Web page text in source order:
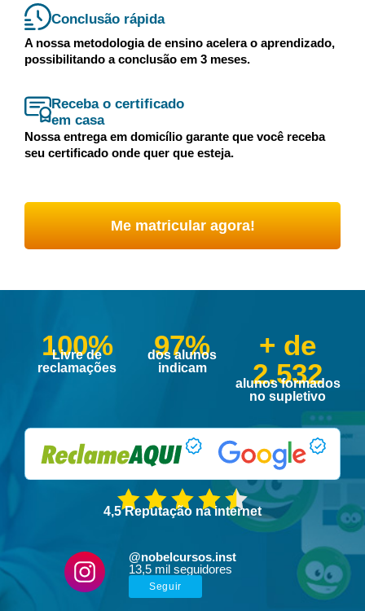
Conclusão rápida
A nossa metodologia de ensino acelera o aprendizado,
possibilitando a conclusão em 3 meses.
Receba o certificado
em casa
Nossa entrega em domicílio garante que você receba
seu certificado onde quer que esteja.
Me matricular agora!
100%
Livre de
reclamações
97%
dos alunos
indicam
+ de
2.532
alunos formados
no supletivo
4,5 Reputação na internet
@nobelcursos.inst
13,5 mil seguidores
Seguir